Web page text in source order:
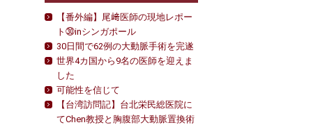
【番外編】尾﨑医師の現地レポー
ト㉚inシンガポール
30日間で62例の大動脈手術を完遂
世界4カ国から9名の医師を迎えま
した
可能性を信じて
【台湾訪問記】台北栄民総医院に
てChen教授と胸腹部大動脈置換術